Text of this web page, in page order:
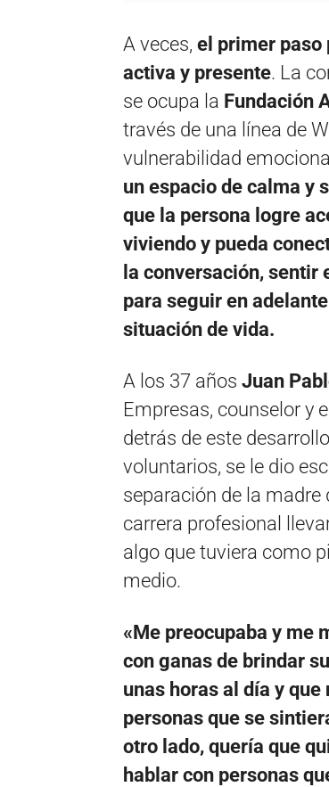
A veces, el primer paso
activa y presente. La
se ocupa la Fundación
través de una línea de
vulnerabilidad
un espacio de calma y
que la persona logre
viviendo y pueda
la conversación,
para seguir en
situación de vida.
A los 37 años Juan
Empresas, counselor y
detrás de este
voluntarios, se le dio
separación de la
carrera profesional
algo que tuviera como
medio.
«Me preocupaba y me
con ganas de brindar
unas horas al día y
personas que se
otro lado, quería que
hablar con personas